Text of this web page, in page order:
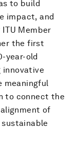
to build
impact, and
Member
the first
year-old
innovative
meaningful
to connect the
of